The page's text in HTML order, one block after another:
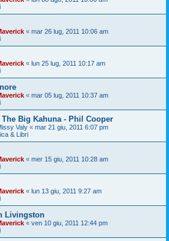
« mar 26 lug, 2011 10:06 am
« lun 25 lug, 2011 10:17 am
« mar 05 lug, 2011 10:37 am
Big Kahuna - Phil Cooper
Valy « mar 21 giu, 2011 6:07 pm
& Libri
« mer 15 giu, 2011 10:28 am
« lun 13 giu, 2011 9:27 am
Livingston
« ven 10 giu, 2011 12:44 pm